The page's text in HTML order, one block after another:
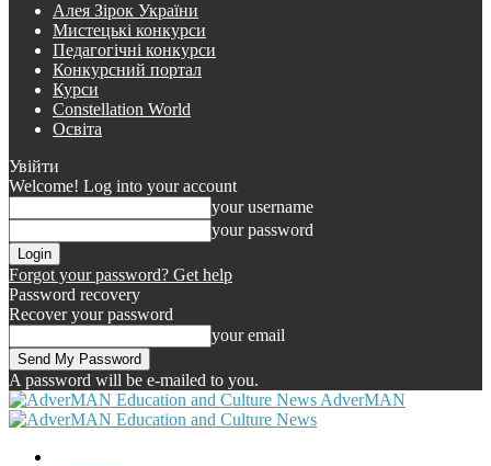
Алея Зірок України
Мистецькі конкурси
Педагогічні конкурси
Конкурсний портал
Курси
Constellation World
Освіта
Увійти
Welcome! Log into your account
your username
your password
Forgot your password? Get help
Password recovery
Recover your password
your email
A password will be e-mailed to you.
AdverMAN